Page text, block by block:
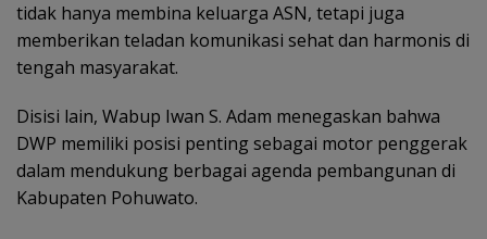
tidak hanya membina keluarga ASN, tetapi juga
memberikan teladan komunikasi sehat dan harmonis di
tengah masyarakat.
Disisi lain, Wabup Iwan S. Adam menegaskan bahwa
DWP memiliki posisi penting sebagai motor penggerak
dalam mendukung berbagai agenda pembangunan di
Kabupaten Pohuwato.